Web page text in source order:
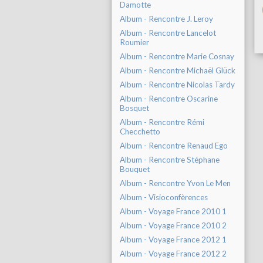
Damotte
Album - Rencontre J. Leroy
Album - Rencontre Lancelot
Roumier
Album - Rencontre Marie Cosnay
Album - Rencontre Michaël Glück
Album - Rencontre Nicolas Tardy
Album - Rencontre Oscarine
Bosquet
Album - Rencontre Rémi
Checchetto
Album - Rencontre Renaud Ego
Album - Rencontre Stéphane
Bouquet
Album - Rencontre Yvon Le Men
Album - Visioconfèrences
Album - Voyage France 2010 1
Album - Voyage France 2010 2
Album - Voyage France 2012 1
Album - Voyage France 2012 2